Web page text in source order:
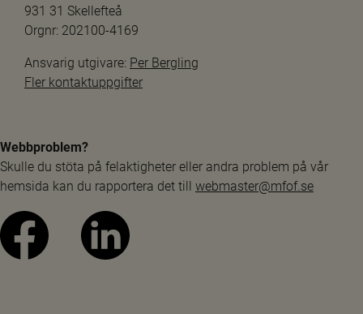
931 31 Skellefteå
Orgnr: 202100-4169
Ansvarig utgivare: Per Bergling
Fler kontaktuppgifter
Webbproblem?
Skulle du stöta på felaktigheter eller andra problem på vår
hemsida kan du rapportera det till webmaster@mfof.se